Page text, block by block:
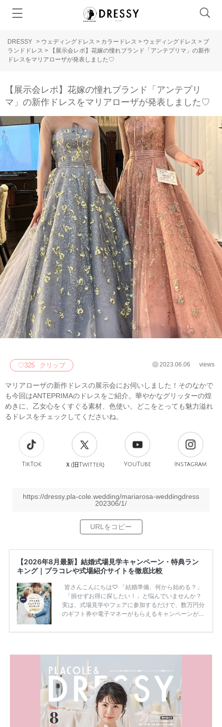
DRESSY > ウェディングドレス > カラードレス > ウェディングドレス > ブ
ランドドレス >
【展示会レポ】花嫁の憧れブランド「アンテプリマ」の新作
ドレスをマリアローザが発表しました♡
【展示会レポ】花嫁の憧れブランド「アンテプリ
マ」の新作ドレスをマリアローザが発表しました♡
♡325 クリップ 2023.06.06 views
マリアローザの新作ドレスの展示会にお伺いしました！そのなかで
も今回はANTEPRIMAのドレスをご紹介。華やかなグリッターの煌
めきに、乙女心をくすぐる素材、色使い。どこをとっても魅力溢れ
るドレスをチェックしてくださいね。
TikTok Ｘ(旧Twitter) YouTube Instagram
https://dressy.pla-cole.wedding/mariarosa-weddingdress
202306/1/
【2026年8月最新】結婚式場見学キャンペーン・特典ラン
キング｜プラコレや式場紹介サイトを徹底比較
皆さんこんにちは♡ 「結婚準備、何から始める？」
「損せずお得に探したい！」と悩んでいませんか？
実は、式場見学やフェアに参加するだけで、数万円分
のギフト券や電子マネーがもらえるキャンペーンがあ
ため、比較せずに選ぶと損をしてしまうことも……。
内容：特典金額・条件・応募方法・注意点 「どこが
一番お得？」「プラコレの特典は？」といった疑問も
解決します。 まずは診断で候補を絞れる「ウェディ
ング診断」か、体験型 […]
続きを読む